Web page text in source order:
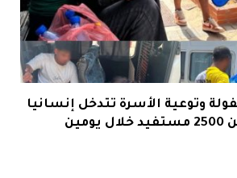
وتوعية الأسرة تتدخل إنسانيا